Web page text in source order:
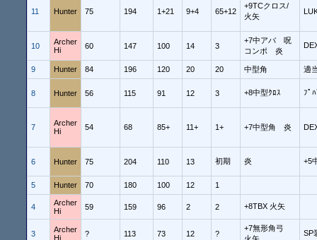
11 Hunter 75 194 1+21 9+4 65+12
+9TCクロス/
火矢
10
Archer
Hi
60 147 100 14 3
+7中アバ 呪
コンポ 炎
9 Hunter 84 196 120 20 20 中型角 適
8 Hunter 56 115 91 12 3 +8中型ｸﾛｽ ﾌﾟ
7
Archer
Hi
54 68 85+ 11+ 1+ +7中型角 炎
6 Hunter 75 204 110 13 初期 炎 +5
5 Hunter 70 180 100 12 1
4
Archer
Hi
59 159 96 2 2 +8TBX 火矢
3
Archer
Hi
? 113 73 12 ?
+7無形角弓
SP